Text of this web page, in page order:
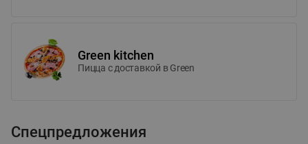
Green kitchen
Пицца c доставкой в Green
Спецпредложения